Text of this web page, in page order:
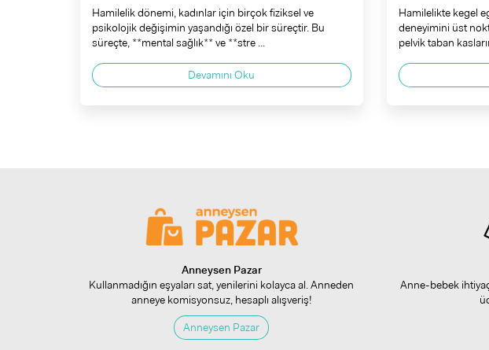
Hamilelik dönemi, kadınlar için birçok fiziksel ve
psikolojik değişimin yaşandığı özel bir süreçtir. Bu
süreçte, **mental sağlık** ve **stre ...
Devamını Oku
Hamilelikte kegel
deneyimini üst
pelvik taban
Anneysen Pazar
Kullanmadığın eşyaları sat, yenilerini kolayca al. Anneden
anneye komisyonsuz, hesaplı alışveriş!
Anneysen Pazar
Anne-bebek